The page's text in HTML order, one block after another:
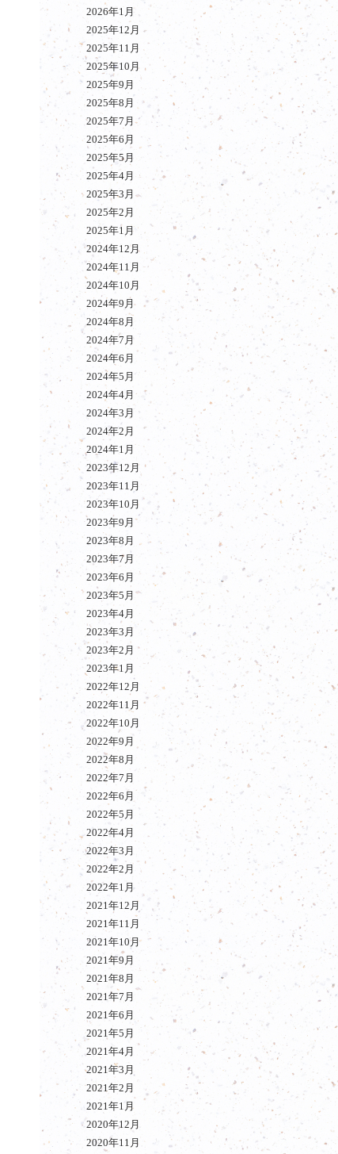
2026年1月
2025年12月
2025年11月
2025年10月
2025年9月
2025年8月
2025年7月
2025年6月
2025年5月
2025年4月
2025年3月
2025年2月
2025年1月
2024年12月
2024年11月
2024年10月
2024年9月
2024年8月
2024年7月
2024年6月
2024年5月
2024年4月
2024年3月
2024年2月
2024年1月
2023年12月
2023年11月
2023年10月
2023年9月
2023年8月
2023年7月
2023年6月
2023年5月
2023年4月
2023年3月
2023年2月
2023年1月
2022年12月
2022年11月
2022年10月
2022年9月
2022年8月
2022年7月
2022年6月
2022年5月
2022年4月
2022年3月
2022年2月
2022年1月
2021年12月
2021年11月
2021年10月
2021年9月
2021年8月
2021年7月
2021年6月
2021年5月
2021年4月
2021年3月
2021年2月
2021年1月
2020年12月
2020年11月